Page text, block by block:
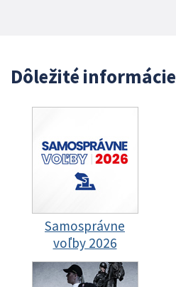
Dôležité informácie
Samosprávne
voľby 2026